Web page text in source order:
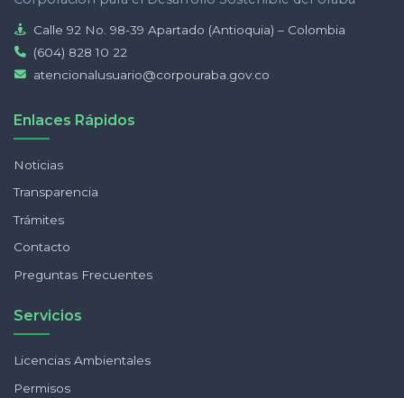
Calle 92 No. 98-39 Apartado (Antioquia) – Colombia
(604) 828 10 22
atencionalusuario@corpouraba.gov.co
Enlaces Rápidos
Noticias
Transparencia
Trámites
Contacto
Preguntas Frecuentes
Servicios
Licencias Ambientales
Permisos